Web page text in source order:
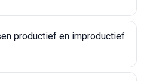
productief en improductief